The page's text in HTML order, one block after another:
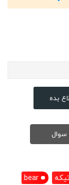
بده
تیکه
bear